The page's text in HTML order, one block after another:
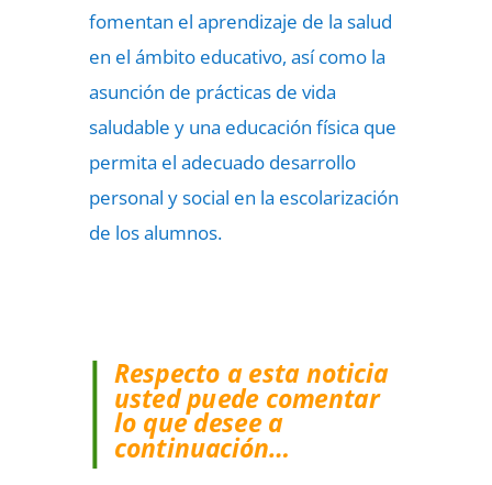
fomentan el aprendizaje de la salud
en el ámbito educativo, así como la
asunción de prácticas de vida
saludable y una educación física que
permita el adecuado desarrollo
personal y social en la escolarización
de los alumnos.
Respecto a esta noticia
usted puede comentar
lo que desee a
continuación…